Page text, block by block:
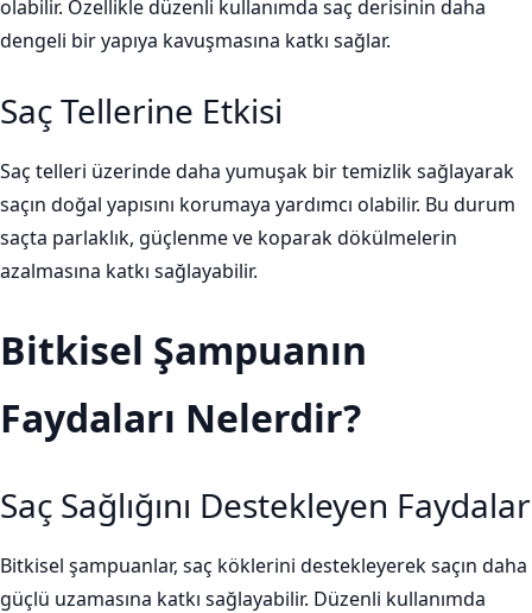
olabilir. Özellikle düzenli kullanımda saç derisinin daha
dengeli bir yapıya kavuşmasına katkı sağlar.
Saç Tellerine Etkisi
Saç telleri üzerinde daha yumuşak bir temizlik sağlayarak
saçın doğal yapısını korumaya yardımcı olabilir. Bu durum
saçta parlaklık, güçlenme ve koparak dökülmelerin
azalmasına katkı sağlayabilir.
Bitkisel Şampuanın
Faydaları Nelerdir?
Saç Sağlığını Destekleyen Faydalar
Bitkisel şampuanlar, saç köklerini destekleyerek saçın daha
güçlü uzamasına katkı sağlayabilir. Düzenli kullanımda